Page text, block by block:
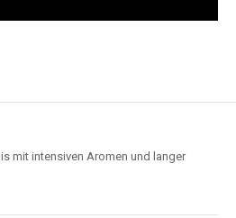
mit intensiven Aromen und langer